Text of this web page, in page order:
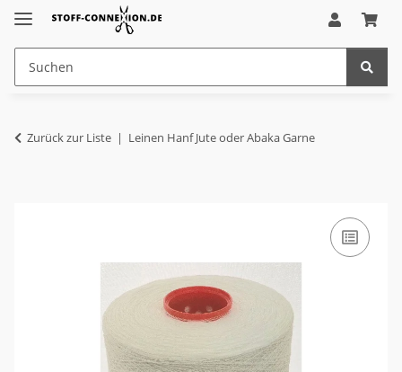
Zurück zur Liste Leinen Hanf Jute oder Abaka Garne